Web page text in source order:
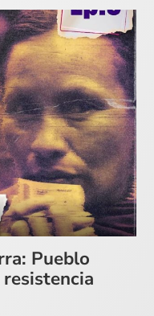
Pueblo